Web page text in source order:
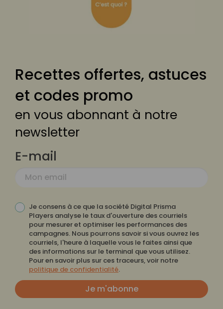
Recettes offertes, astuces
et codes promo
en vous abonnant à notre
newsletter
E-mail
Je consens à ce que la société Digital Prisma
Players analyse le taux d'ouverture des courriels
pour mesurer et optimiser les performances des
campagnes. Nous pourrons savoir si vous ouvrez les
courriels, l'heure à laquelle vous le faites ainsi que
des informations sur le terminal que vous utilisez.
Pour en savoir plus sur ces traceurs, voir notre
politique de confidentialité.
Je m'abonne